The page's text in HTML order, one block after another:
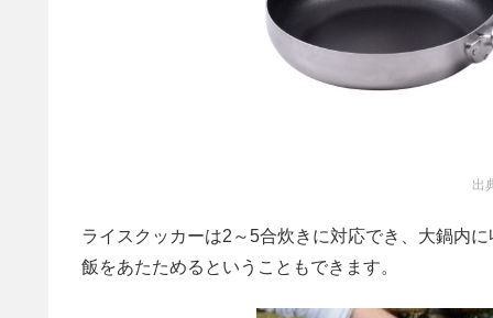
出
ライスクッカーは2～5合炊きに対応でき、大鍋内
飯をあたためるということもできます。